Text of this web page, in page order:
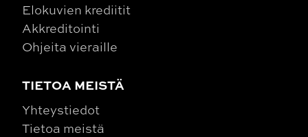
Elokuvien krediitit
Akkreditointi
Ohjeita vieraille
TIETOA MEISTÄ
Yhteystiedot
Tietoa meistä